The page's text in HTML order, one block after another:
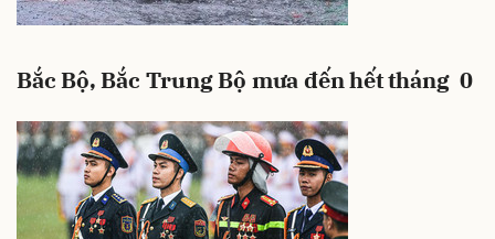
Bắc Bộ, Bắc Trung Bộ mưa đến hết tháng 0